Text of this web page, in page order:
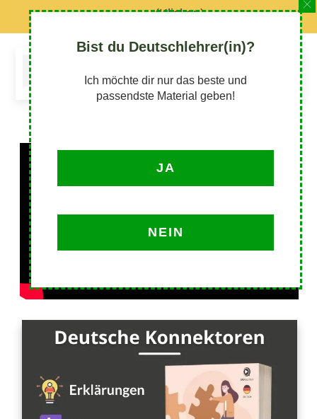
(Klicken)
Bist du Deutschlehrer(in)?
Ich möchte dir nur das beste und
passendste Material geben!
JA
NEIN